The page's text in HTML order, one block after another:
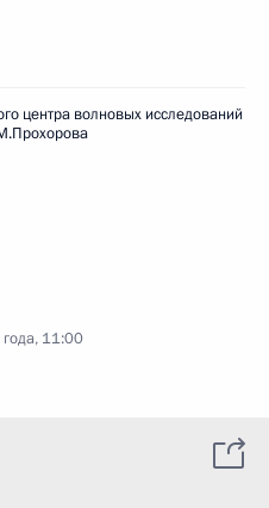
центра волновых исследований
11:00